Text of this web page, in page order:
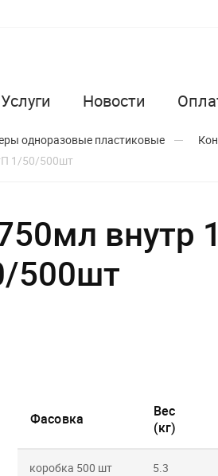
Услуги Новости
одноразовые пластиковые
1/50/500шт
500шт
Фасовка
Вес
(кг)
коробка 500 шт 5.3